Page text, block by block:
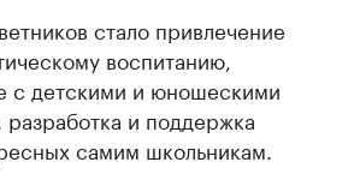
стало привлечение
воспитанию,
с детскими и юношескими
и поддержка
самим школьникам.